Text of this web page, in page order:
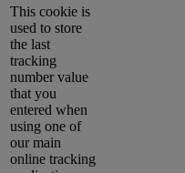
This cookie is
used to store
the last
tracking
number value
that you
entered when
using one of
our main
online tracking